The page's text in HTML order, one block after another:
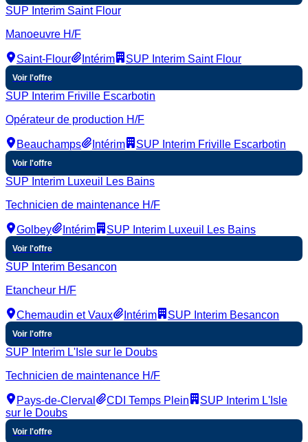
SUP Interim Saint Flour
Manoeuvre H/F
Saint-Flour Intérim SUP Interim Saint Flour
Voir l'offre
SUP Interim Friville Escarbotin
Opérateur de production H/F
Beauchamps Intérim SUP Interim Friville Escarbotin
Voir l'offre
SUP Interim Luxeuil Les Bains
Technicien de maintenance H/F
Golbey Intérim SUP Interim Luxeuil Les Bains
Voir l'offre
SUP Interim Besancon
Etancheur H/F
Chemaudin et Vaux Intérim SUP Interim Besancon
Voir l'offre
SUP Interim L'Isle sur le Doubs
Technicien de maintenance H/F
Pays-de-Clerval CDI Temps Plein
SUP Interim L'Isle
sur le Doubs
Voir l'offre